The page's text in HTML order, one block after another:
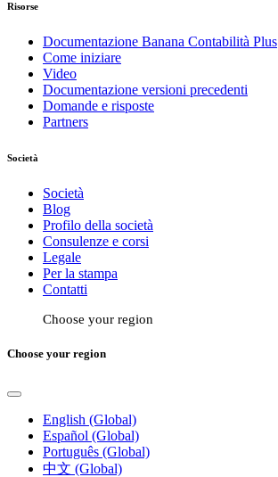
Risorse
Documentazione Banana Contabilità Plus
Come iniziare
Video
Documentazione versioni precedenti
Domande e risposte
Partners
Società
Società
Blog
Profilo della società
Consulenze e corsi
Legale
Per la stampa
Contatti
Choose your region
Choose your region
English (Global)
Español (Global)
Português (Global)
中文 (Global)